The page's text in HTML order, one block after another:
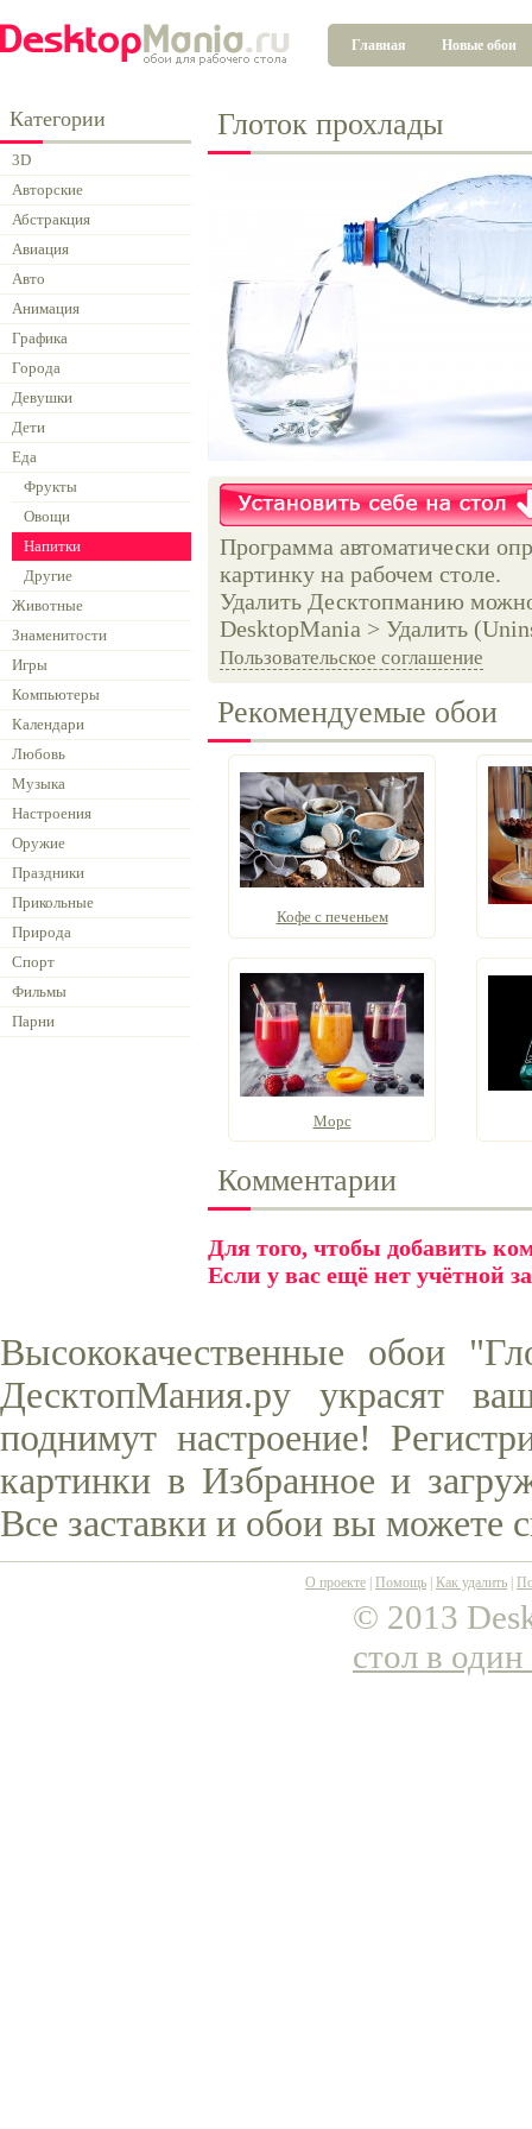
Главная Новые обои
Категории
3D
Авторские
Абстракция
Авиация
Авто
Анимация
Графика
Города
Девушки
Дети
Еда
Фрукты
Овощи
Напитки
Другие
Животные
Знаменитости
Игры
Компьютеры
Календари
Любовь
Музыка
Настроения
Оружие
Праздники
Прикольные
Природа
Спорт
Фильмы
Парни
Глоток прохлады
Программа автоматически
картинку на рабочем столе.
Удалить Десктопманию
DesktopMania > Удалить
Пользовательское соглашение
Рекомендуемые обои
Кофе с печеньем
Морс
Комментарии
Для того, чтобы добавить
Если у вас ещё нет учётной
Высококачественные обои
ДесктопМания.ру украсят
поднимут настроение!
картинки в Избранное и
Все заставки и обои вы можете
О проекте Помощь Как удалить
© 2013
стол в